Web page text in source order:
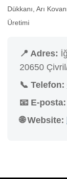
Dükkanı, Arı
Üretimi
📍 Adres:
20650
📞 Telefon:
📧 E-posta:
🌐 Website: